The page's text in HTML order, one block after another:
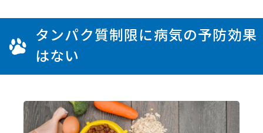
タンパク質制限に病気の予防効果
はない